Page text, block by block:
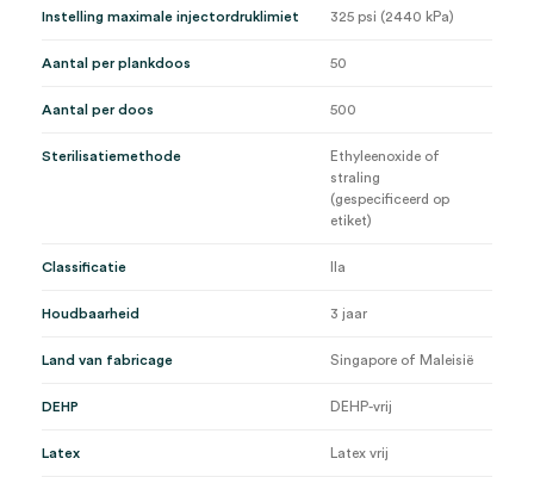
Instelling maximale injectordruklimiet 325 psi (2440 kPa)
Aantal per plankdoos 50
Aantal per doos 500
Sterilisatiemethode
Ethyleenoxide of
straling
(gespecificeerd op
etiket)
Classificatie IIa
Houdbaarheid 3 jaar
Land van fabricage Singapore of Maleisië
DEHP DEHP-vrij
Latex Latex vrij